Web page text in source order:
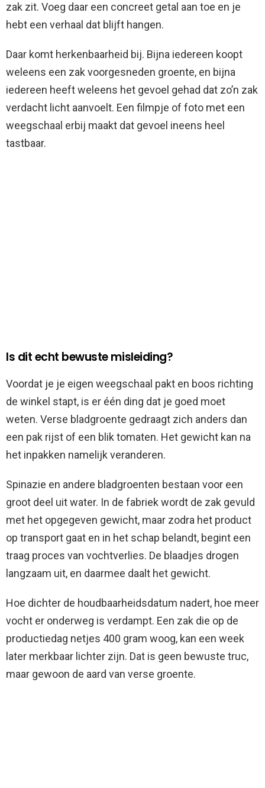
zak zit. Voeg daar een concreet getal aan toe en je
hebt een verhaal dat blijft hangen.
Daar komt herkenbaarheid bij. Bijna iedereen koopt
weleens een zak voorgesneden groente, en bijna
iedereen heeft weleens het gevoel gehad dat zo’n zak
verdacht licht aanvoelt. Een filmpje of foto met een
weegschaal erbij maakt dat gevoel ineens heel
tastbaar.
Is dit echt bewuste misleiding?
Voordat je je eigen weegschaal pakt en boos richting
de winkel stapt, is er één ding dat je goed moet
weten. Verse bladgroente gedraagt zich anders dan
een pak rijst of een blik tomaten. Het gewicht kan na
het inpakken namelijk veranderen.
Spinazie en andere bladgroenten bestaan voor een
groot deel uit water. In de fabriek wordt de zak gevuld
met het opgegeven gewicht, maar zodra het product
op transport gaat en in het schap belandt, begint een
traag proces van vochtverlies. De blaadjes drogen
langzaam uit, en daarmee daalt het gewicht.
Hoe dichter de houdbaarheidsdatum nadert, hoe meer
vocht er onderweg is verdampt. Een zak die op de
productiedag netjes 400 gram woog, kan een week
later merkbaar lichter zijn. Dat is geen bewuste truc,
maar gewoon de aard van verse groente.